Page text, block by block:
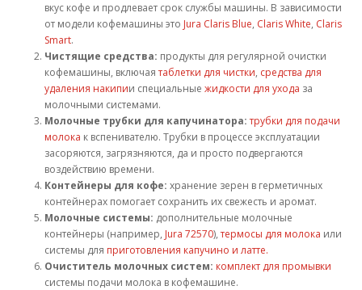
вкус кофе и продлевает срок службы машины. В зависимости
от модели кофемашины это Jura Claris Blue, Claris White, Claris
Smart.
Чистящие средства: продукты для регулярной очистки
кофемашины, включаятаблетки для чистки, средства для
удаления накипии специальные жидкости для ухода за
молочными системами.
Молочные трубки для капучинатора: трубки для подачи
молока к вспенивателю. Трубки в процессе эксплуатации
засоряются, загрязняются, да и просто подвергаются
воздействию времени.
Контейнеры для кофе: хранение зерен в герметичных
контейнерах помогает сохранить их свежесть и аромат.
Молочные системы: дополнительные молочные
контейнеры (например, Jura 72570),термосы для молока или
системы для приготовления капучино и латте.
Очиститель молочных систем: комплект для промывки
системы подачи молока в кофемашине.